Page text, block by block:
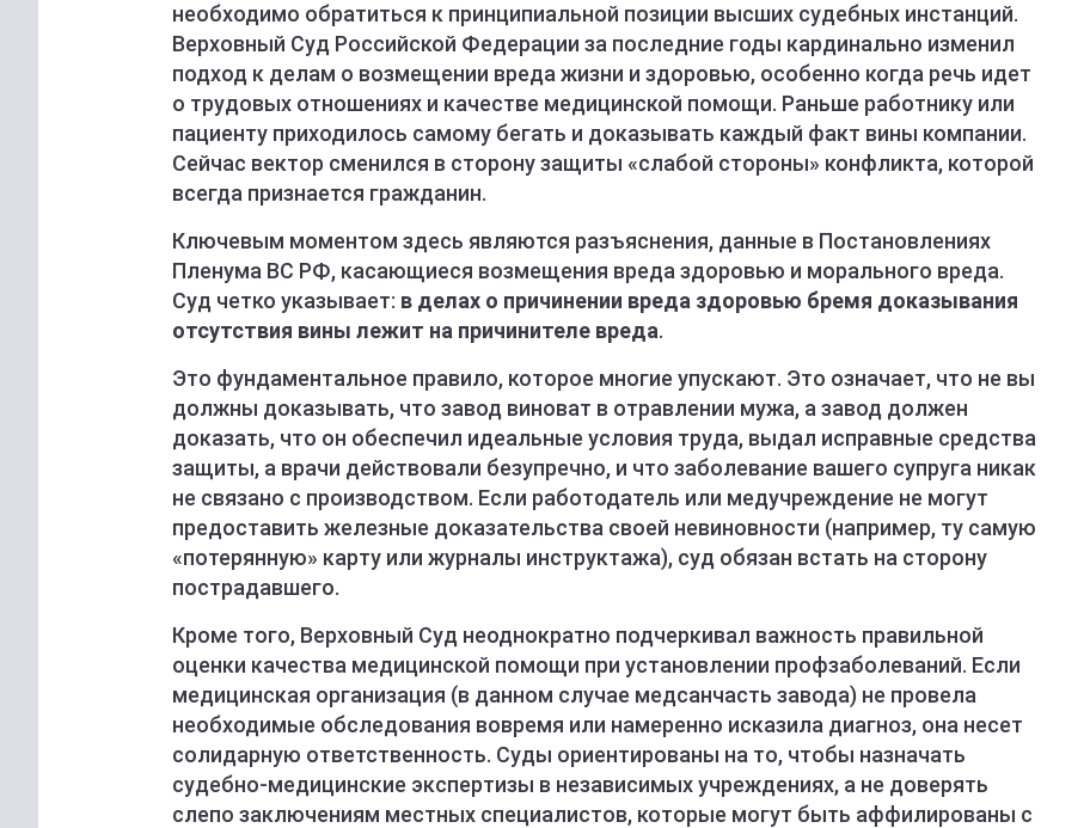
необходимо обратиться к принципиальной позиции высших судебных инстанций.
Верховный Суд Российской Федерации за последние годы кардинально изменил
подход к делам о возмещении вреда жизни и здоровью, особенно когда речь идет
о трудовых отношениях и качестве медицинской помощи. Раньше работнику или
пациенту приходилось самому бегать и доказывать каждый факт вины компании.
Сейчас вектор сменился в сторону защиты «слабой стороны» конфликта, которой
всегда признается гражданин.
Ключевым моментом здесь являются разъяснения, данные в Постановлениях
Пленума ВС РФ, касающиеся возмещения вреда здоровью и морального вреда.
Суд четко указывает: в делах о причинении вреда здоровью бремя доказывания
отсутствия вины лежит на причинителе вреда.
Это фундаментальное правило, которое многие упускают. Это означает, что не вы
должны доказывать, что завод виноват в отравлении мужа, а завод должен
доказать, что он обеспечил идеальные условия труда, выдал исправные средства
защиты, а врачи действовали безупречно, и что заболевание вашего супруга никак
не связано с производством. Если работодатель или медучреждение не могут
предоставить железные доказательства своей невиновности (например, ту самую
«потерянную» карту или журналы инструктажа), суд обязан встать на сторону
пострадавшего.
Кроме того, Верховный Суд неоднократно подчеркивал важность правильной
оценки качества медицинской помощи при установлении профзаболеваний. Если
медицинская организация (в данном случае медсанчасть завода) не провела
необходимые обследования вовремя или намеренно исказила диагноз, она несет
солидарную ответственность. Суды ориентированы на то, чтобы назначать
судебно-медицинские экспертизы в независимых учреждениях, а не доверять
слепо заключениям местных специалистов, которые могут быть аффилированы с